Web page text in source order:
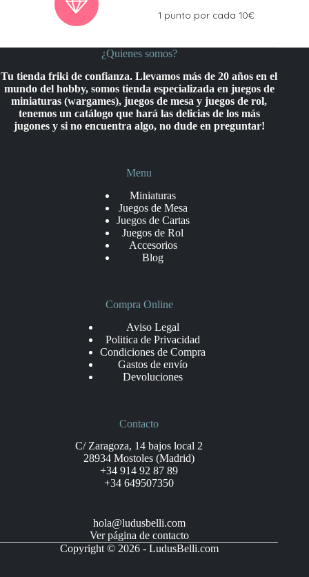
1 punto por cada 10€
¿Quienes somos?
Tu tienda friki de confianza. Llevamos más de 20 años en el
mundo del hobby, somos tienda especializada en juegos de
miniaturas (wargames), juegos de mesa y juegos de rol,
tenemos un catálogo que hará las delicias de los más
jugones y si no encuentra algo, no dude en preguntar!
Menu
Miniaturas
Juegos de Mesa
Juegos de Cartas
Juegos de Rol
Accesorios
Blog
Compra Online
Aviso Legal
Politica de Privacidad
Condiciones de Compra
Gastos de envío
Devoluciones
Contacto
C/ Zaragoza, 14 bajos local 2
28934 Mostoles (Madrid)
+34 914 92 87 89
+34 649507350
hola@ludusbelli.com
Ver página de contacto
Copyright © 2026 - LudusBelli.com